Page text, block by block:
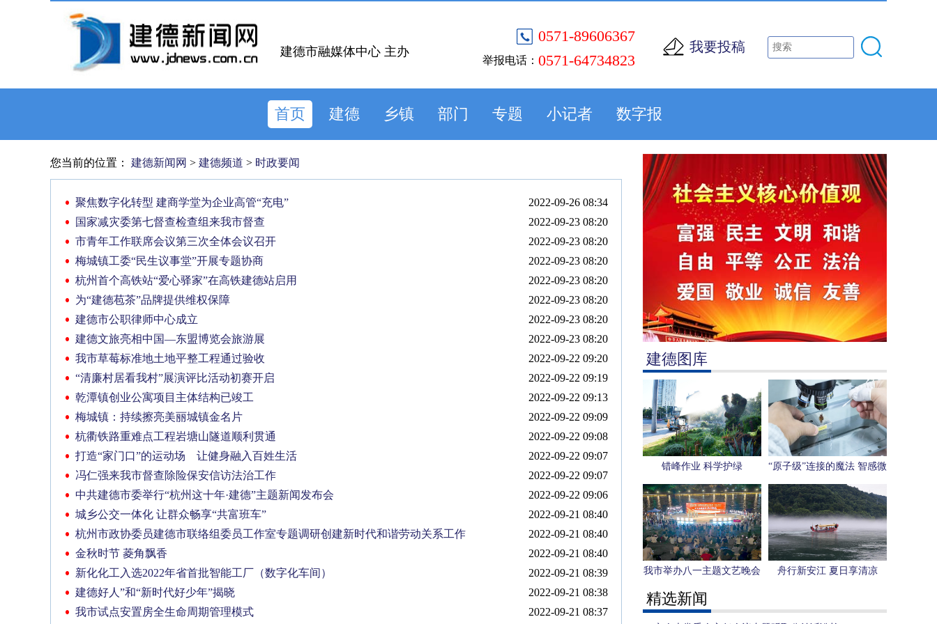
0571-89606367
举报电话： 0571-64734823
我要投稿
建德市融媒体中心 主办
首页 建德 乡镇 部门 专题 小记者 数字报
建德图库
错峰作业 科学护绿
“原子级”连接的魔法 智感微
电子用一枚芯片感知“人形
机器人”未来
我市举办八一主题文艺晚会 舟行新安江 夏日享清凉
精选新闻
您当前的位置： 建德新闻网 > 建德频道 > 时政要闻
2022-09-26 08:34
聚焦数字化转型 建商学堂为企业高管“充电”
2022-09-23 08:20
国家减灾委第七督查检查组来我市督查
2022-09-23 08:20
市青年工作联席会议第三次全体会议召开
2022-09-23 08:20
梅城镇工委“民生议事堂”开展专题协商
2022-09-23 08:20
杭州首个高铁站“爱心驿家”在高铁建德站启用
2022-09-23 08:20
为“建德苞茶”品牌提供维权保障
2022-09-23 08:20
建德市公职律师中心成立
2022-09-23 08:20
建德文旅亮相中国—东盟博览会旅游展
2022-09-22 09:20
我市草莓标准地土地平整工程通过验收
2022-09-22 09:19
“清廉村居看我村”展演评比活动初赛开启
2022-09-22 09:13
乾潭镇创业公寓项目主体结构已竣工
2022-09-22 09:09
梅城镇：持续擦亮美丽城镇金名片
2022-09-22 09:08
杭衢铁路重难点工程岩塘山隧道顺利贯通
2022-09-22 09:07
打造“家门口”的运动场 让健身融入百姓生活
2022-09-22 09:07
冯仁强来我市督查除险保安信访法治工作
2022-09-22 09:06
中共建德市委举行“杭州这十年·建德”主题新闻发布会
2022-09-21 08:40
城乡公交一体化 让群众畅享“共富班车”
2022-09-21 08:40
杭州市政协委员建德市联络组委员工作室专题调研创建新时代和谐劳动关系工作
2022-09-21 08:40
金秋时节 菱角飘香
2022-09-21 08:39
新化化工入选2022年省首批智能工厂（数字化车间）
2022-09-21 08:38
建德好人”和“新时代好少年”揭晓
2022-09-21 08:37
我市试点安置房全生命周期管理模式